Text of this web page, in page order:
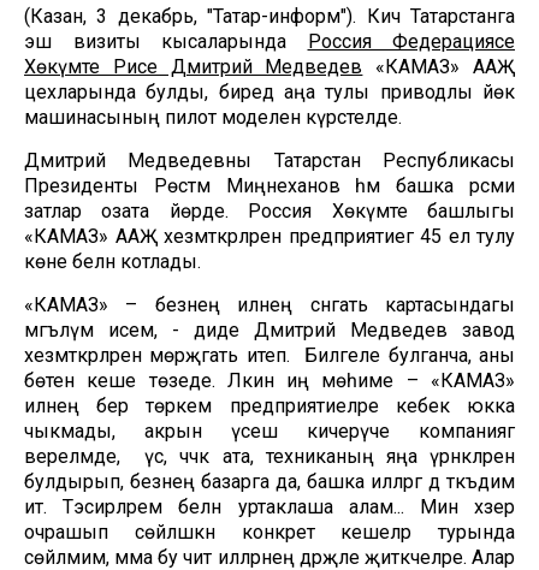
(Казан, 3 декабрь, "Татар-информ"). Кичә Татарстанга
эш визиты кысаларында Россия Федерациясе
Хөкүмәте Рәисе Дмитрий Медведев «КАМАЗ» ААҖ
цехларында булды, биредә аңа тулы приводлы йөк
машинасының пилот моделен күрсәтелде.
Дмитрий Медведевны Татарстан Республикасы
Президенты Рөстәм Миңнеханов һәм башка рәсми
затлар озата йөрде. Россия Хөкүмәте башлыгы
«КАМАЗ» ААҖ хезмәткәрләрен предприятиегә 45 ел тулу
көне белән котлады.
«КАМАЗ» – безнең илнең сәнәгать картасындагы
мәгълүм исем, - диде Дмитрий Медведев завод
хезмәткәрләренә мөрәҗәгать итеп. Билгеле булганча, аны
бөтен кеше төзеде. Ләкин иң мөһиме – «КАМАЗ»
илнең бер төркем предприятиеләре кебек юкка
чыкмады, акрын үсеш кичерүче компаниягә
әверелмәде, ә үсә, чәчәк ата, техниканың яңа үрнәкләрен
булдырып, безнең базарга да, башка илләргә дә тәкъдим
итә. Тәэсирләрем белән уртаклаша алам... Мин хәзер
очрашып сөйләшкән конкрет кешеләр турында
сөйләмим, әмма бу чит илләрнең дәрәҗәле җитәкчеләре. Алар